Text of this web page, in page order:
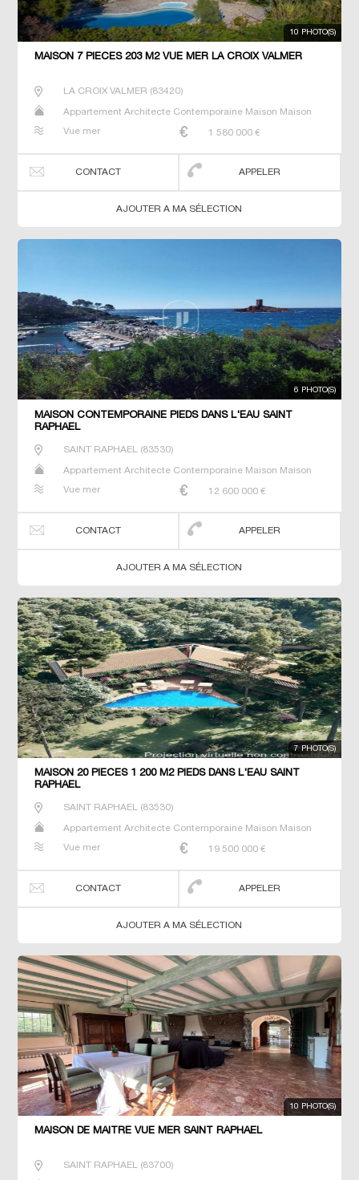
10 PHOTO(S)
MAISON 7 PIECES 203 M2 VUE MER LA CROIX VALMER
LA CROIX VALMER (83420)
Appartement Architecte Contemporaine Maison Maison
Vue mer
1 580 000 €
CONTACT APPELER
AJOUTER A MA SÉLECTION
6 PHOTO(S)
MAISON CONTEMPORAINE PIEDS DANS L'EAU SAINT
RAPHAEL
SAINT RAPHAEL (83530)
Appartement Architecte Contemporaine Maison Maison
Vue mer
12 600 000 €
CONTACT APPELER
AJOUTER A MA SÉLECTION
7 PHOTO(S)
MAISON 20 PIECES 1 200 M2 PIEDS DANS L'EAU SAINT
RAPHAEL
SAINT RAPHAEL (83530)
Appartement Architecte Contemporaine Maison Maison
Vue mer
19 500 000 €
CONTACT APPELER
AJOUTER A MA SÉLECTION
10 PHOTO(S)
MAISON DE MAÎTRE VUE MER SAINT RAPHAEL
SAINT RAPHAEL (83700)